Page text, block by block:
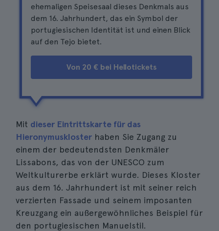
ehemaligen Speisesaal dieses Denkmals aus
dem 16. Jahrhundert, das ein Symbol der
portugiesischen Identität ist und einen Blick
auf den Tejo bietet.
Von 20 € bei Hellotickets
Mit dieser Eintrittskarte für das
Hieronymuskloster haben Sie Zugang zu
einem der bedeutendsten Denkmäler
Lissabons, das von der UNESCO zum
Weltkulturerbe erklärt wurde. Dieses Kloster
aus dem 16. Jahrhundert ist mit seiner reich
verzierten Fassade und seinem imposanten
Kreuzgang ein außergewöhnliches Beispiel für
den portugiesischen Manuelstil.